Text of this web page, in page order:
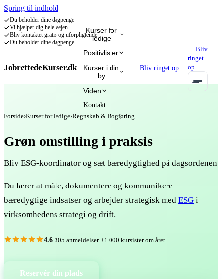
Spring til indhold
Du beholder dine dagpenge
Vi hjælper dig hele vejen
Bliv kontaktet gratis og uforpligtende
Du beholder dine dagpenge
JobrettedeKurser.dk
Kurser for
ledige
Positivlister
Kurser i din
by
Viden
Kontakt
Bliv ringet op
Bliv
ringet
op
IT Administration & Database
Forside›Kurser for ledige›Regnskab & Bogføring
Grøn omstilling i praksis
Bliv ESG-koordinator og sæt bæredygtighed på dagsordenen
Du lærer at måle, dokumentere og kommunikere
bæredygtige indsatser og arbejder strategisk med ESG i
virksomhedens strategi og drift.
4.6·305 anmeldelser·+1.000 kursister om året
Reservér din plads